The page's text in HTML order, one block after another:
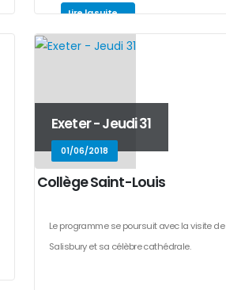
Lire la suite →
Exeter - Jeudi 31
01/06/2018
Collège Saint-Louis
Le programme se poursuit avec la visite de
Salisbury et sa célèbre cathédrale.